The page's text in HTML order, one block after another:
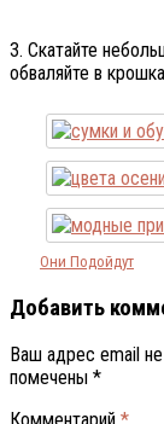
3. Скатайте
обваляйте в
Они Подойдут
Добавить
Ваш адрес email
помечены *